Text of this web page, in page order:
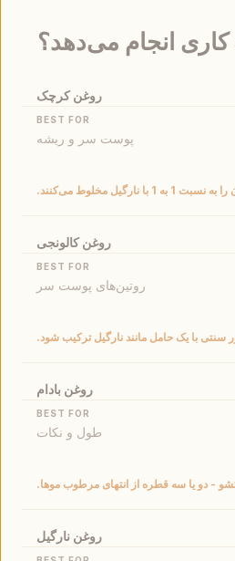
انجام می‌دهد؟
روغن کرچک
پوست سر و ریشه
روغن کالونجی
روتین‌های پوست سر
با یک حامل مانند نارگیل ترکیب شود.
روغن بادام
طول و نکات
- دو یا سه قطره از انتهای مرطوب موها.
روغن نارگیل